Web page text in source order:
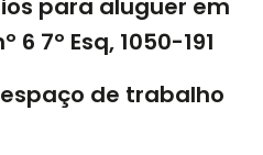
para aluguer em
6 7º Esq, 1050-191
de trabalho